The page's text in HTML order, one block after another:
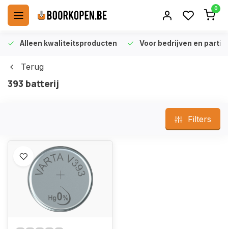
0
Alleen kwaliteitsproducten Voor bedrijven en
Terug
393 batterij
Filters